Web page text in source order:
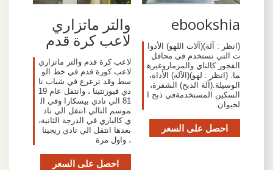
ebookshia
(انظر : آلة)(آلات اللهو) الأدوا
ت التي تستخدم في محافل
الفجور كالناي والمزماروغيره
ما. (انظر : لهو)(الآلة) الأداة،
الوسيلة.(آلة الذبح) الشفرة،
السكين المستخدمةفي ذبح ا
لحيوان.
احصل على السعر
والتر ماتزاري
لاعب كرة قدم
لاعب كرة قدم والتر ماتزاري
لاعب كورة قدم في خط الو
سط وقد ترعرع في شباب نا
دي فيورنتينا ، وانتقل عام 19
81 الي نادي بيسكارا وفي ال
موسم التالي انتقل الي ناد
ي كالياري في الدرجة الثانية،
بعدها انتقل الي نادي ريجينا
، واول مرة
احصل على السعر